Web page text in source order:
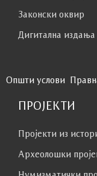
Законски оквир
Дигитална издања
Општи услови
ПРОЈЕКТИ
Пројекти из
Археолошки